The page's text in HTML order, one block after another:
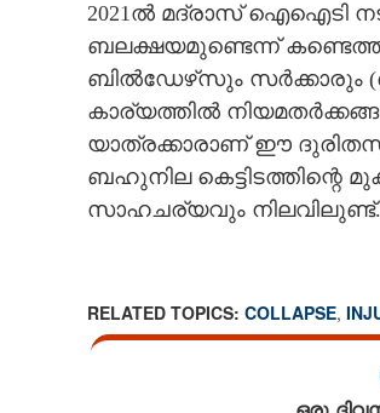
2021ൽ മദ്രാസ് ഐഐടി
ബലക്ഷയമുണ്ടെന്ന്
ബിൽഡേഴ്‌സും സ‌ർക്കാരും
കാര്യത്തിൽ
യാത്രക്കാരാണ് ഈ
ബഹുനില കെട്ടിടത്തിന്റെ
സാഹചര്യവും നിലവിലുണ്ട്.
RELATED TOPICS: COLLAPSE,